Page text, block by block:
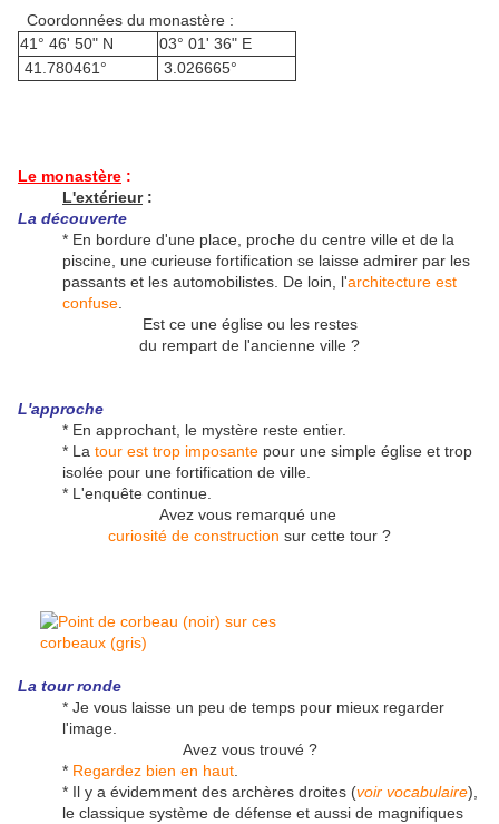
Coordonnées du monastère :
41° 46' 50" N
03° 01' 36" E
41.780461°
3.026665°
Le monastère :
L'extérieur:
La découverte
* En bordure d'une place, proche du centre ville et de la
piscine, une curieuse fortification se laisse admirer par les
passants et les automobilistes. De loin, l'architecture est
confuse
Est ce une église ou les restes
du rempart de l'ancienne ville ?
L'approche
* En approchant, le mystère reste entier.
* La tour est trop imposante pour une simple église et trop
isolée pour une fortification de ville.
* L'enquête continue.
Avez vous remarqué une
curiosité de construction sur cette tour ?
La tour ronde
* Je vous laisse un peu de temps pour mieux regarder
l'image.
Avez vous trouvé ?
* Regardez bien en haut
* Il y a évidemment des archères droites (voir vocabulaire),
le classique système de défense et aussi de magnifiques